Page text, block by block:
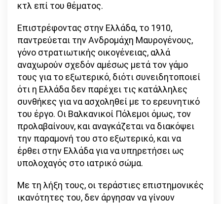
κτλ επί του θέματος.
Επιστρέφοντας στην Ελλάδα, το 1910,
παντρεύεται την Ανδρομάχη Μαυρογένους,
γόνο στρατιωτικής οικογένειας, αλλά
αναχωρούν σχεδόν αμέσως μετά τον γάμο
τους για το εξωτερικό, διότι συνειδητοποιεί
ότι η Ελλάδα δεν παρέχει τις κατάλληλες
συνθήκες για να ασχοληθεί με το ερευνητικό
του έργο. Οι Βαλκανικοί Πόλεμοι όμως, τον
προλαβαίνουν, και αναγκάζεται να διακόψει
την παραμονή του στο εξωτερικό, και να
έρθει στην Ελλάδα για να υπηρετήσει ως
υπολοχαγός στο ιατρικό σώμα.
Με τη λήξη τους, οι τεράστιες επιστημονικές
ικανότητες του, δεν άργησαν να γίνουν